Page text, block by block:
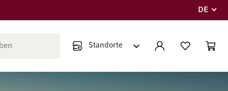
Sprache
DE
KONTO WUNSCHLISTE